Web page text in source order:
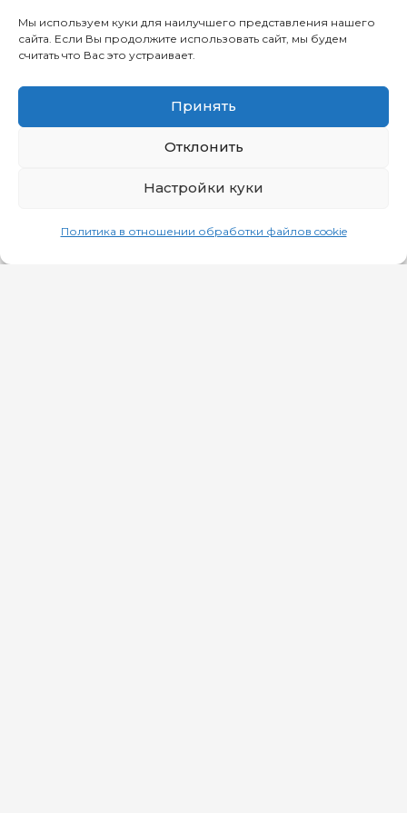
Мы используем куки для наилучшего представления нашего
сайта. Если Вы продолжите использовать сайт, мы будем
считать что Вас это устраивает.
Принять
Отклонить
Настройки куки
Политика в отношении обработки файлов cookie